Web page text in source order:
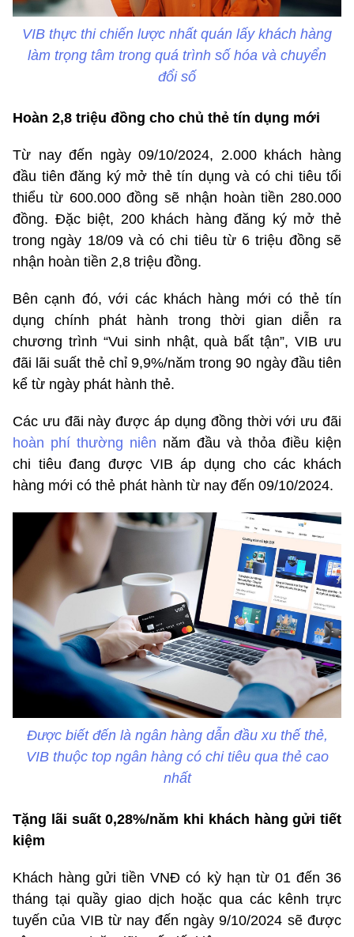
VIB thực thi chiến lược nhất quán lấy khách hàng
làm trọng tâm trong quá trình số hóa và chuyển
đổi số
Hoàn 2,8 triệu đồng cho chủ thẻ tín dụng mới
Từ nay đến ngày 09/10/2024, 2.000 khách hàng
đầu tiên đăng ký mở thẻ tín dụng và có chi tiêu tối
thiểu từ 600.000 đồng sẽ nhận hoàn tiền 280.000
đồng. Đặc biệt, 200 khách hàng đăng ký mở thẻ
trong ngày 18/09 và có chi tiêu từ 6 triệu đồng sẽ
nhận hoàn tiền 2,8 triệu đồng.
Bên cạnh đó, với các khách hàng mới có thẻ tín
dụng chính phát hành trong thời gian diễn ra
chương trình “Vui sinh nhật, quà bất tận”, VIB ưu
đãi lãi suất thẻ chỉ 9,9%/năm trong 90 ngày đầu tiên
kể từ ngày phát hành thẻ.
Các ưu đãi này được áp dụng đồng thời với ưu đãi
hoàn phí thường niên năm đầu và thỏa điều kiện
chi tiêu đang được VIB áp dụng cho các khách
hàng mới có thẻ phát hành từ nay đến 09/10/2024.
Được biết đến là ngân hàng dẫn đầu xu thế thẻ,
VIB thuộc top ngân hàng có chi tiêu qua thẻ cao
nhất
Tặng lãi suất 0,28%/năm khi khách hàng gửi tiết
kiệm
Khách hàng gửi tiền VNĐ có kỳ hạn từ 01 đến 36
tháng tại quầy giao dịch hoặc qua các kênh trực
tuyến của VIB từ nay đến ngày 9/10/2024 sẽ được